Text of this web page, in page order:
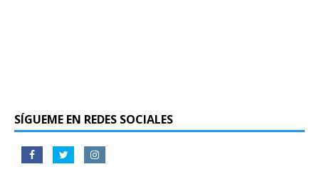
SÍGUEME EN REDES SOCIALES